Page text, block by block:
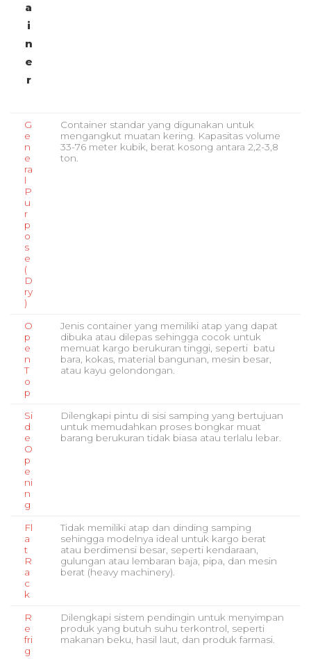
a
i
n
e
r
G
e
n
e
ra
l
P
u
r
p
o
s
e
(
D
ry
)
Container standar yang digunakan untuk
mengangkut muatan kering. Kapasitas volume
33-76 meter kubik, berat kosong antara 2,2-3,8
ton.
O
p
e
n
T
o
p
Jenis container yang memiliki atap yang dapat
dibuka atau dilepas sehingga cocok untuk
memuat kargo berukuran tinggi, seperti batu
bara, kokas, material bangunan, mesin besar,
atau kayu gelondongan.
Si
d
e
O
p
e
ni
n
g
Dilengkapi pintu di sisi samping yang bertujuan
untuk memudahkan proses bongkar muat
barang berukuran tidak biasa atau terlalu lebar.
Fl
a
t
R
a
c
k
Tidak memiliki atap dan dinding samping
sehingga modelnya ideal untuk kargo berat
atau berdimensi besar, seperti kendaraan,
gulungan atau lembaran baja, pipa, dan mesin
berat (heavy machinery).
R
e
fri
g
Dilengkapi sistem pendingin untuk menyimpan
produk yang butuh suhu terkontrol, seperti
makanan beku, hasil laut, dan produk farmasi.